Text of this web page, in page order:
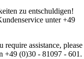
zu entschuldigen!
unter +49
assistance, please
+49 (0)30 - 81097 - 601.